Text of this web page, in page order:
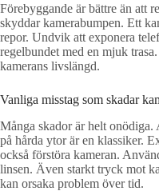
Förebyggande är bättre än att
skyddar kamerabumpen. Ett
repor. Undvik att exponera
regelbundet med en mjuk
kamerans livslängd.
Vanliga misstag som skadar
Många skador är helt onödiga.
på hårda ytor är en klassiker.
också förstöra kameran.
linsen. Även starkt tryck mot
kan orsaka problem över tid.